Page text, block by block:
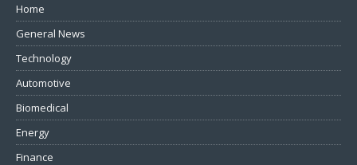
Home
General News
Technology
Automotive
Biomedical
Energy
Finance